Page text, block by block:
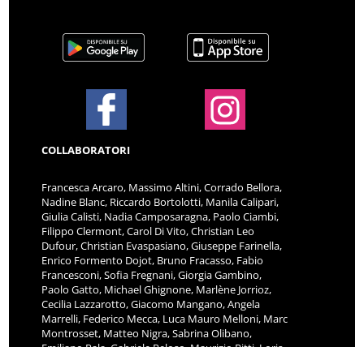
COLLABORATORI
Francesca Arcaro, Massimo Altini, Corrado Bellora,
Nadine Blanc, Riccardo Bortolotti, Manila Calipari,
Giulia Calisti, Nadia Camposaragna, Paolo Ciambi,
Filippo Clermont, Carol Di Vito, Christian Leo
Dufour, Christian Evaspasiano, Giuseppe Farinella,
Enrico Formento Dojot, Bruno Fracasso, Fabio
Francesconi, Sofia Fregnani, Giorgia Gambino,
Paolo Gatto, Michael Ghignone, Marlène Jorrioz,
Cecilia Lazzarotto, Giacomo Mangano, Angela
Marrelli, Federico Mecca, Luca Mauro Melloni, Marc
Montrosset, Matteo Nigra, Sabrina Olibano,